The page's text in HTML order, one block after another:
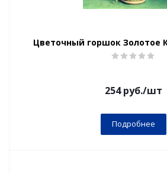
Цветочный горшок Золотое
254руб./шт
Подробнее